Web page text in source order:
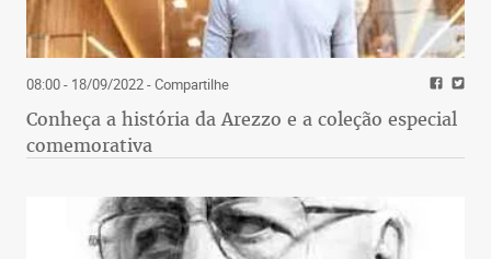
08:00 - 18/09/2022- Compartilhe
Conheça a história da Arezzo e a coleção especial
comemorativa